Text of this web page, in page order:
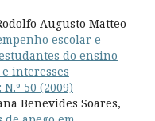
Augusto Matteo
escolar e
do ensino
interesses
50 (2009)
Benevides Soares,